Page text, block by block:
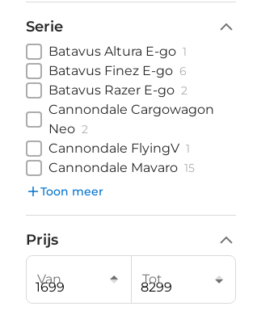
Serie
Batavus Altura E-go 1
Batavus Finez E-go 6
Batavus Razer E-go 2
Cannondale Cargowagon
Neo 2
Cannondale FlyingV 1
Cannondale Mavaro 15
Toon meer
Prijs
Van Tot